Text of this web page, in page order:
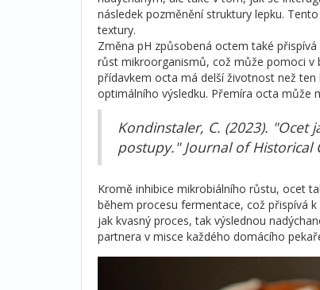
následek pozměnění struktury lepku.
textury.
Změna pH způsobená octem také
růst mikroorganismů, což může pomoci v
přídavkem octa má delší životnost než
optimálního výsledku. Přemíra octa může
Kondinstaler, C. (2023). "Ocet
postupy." Journal of Historical
Kromě inhibice mikrobiálního růstu, ocet
během procesu fermentace, což přispívá
jak kvasný proces, tak výslednou
partnera v misce každého domácího